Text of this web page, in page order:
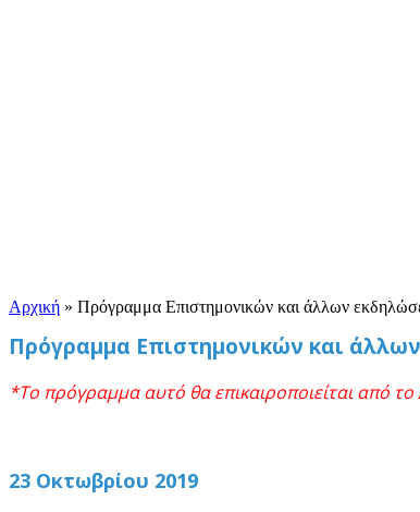
Αρχική » Πρόγραμμα Επιστημονικών και άλλων
Πρόγραμμα Επιστημονικών και
*Το πρόγραμμα αυτό θα επικαιροποιείται από το
23 Οκτωβρίου 2019